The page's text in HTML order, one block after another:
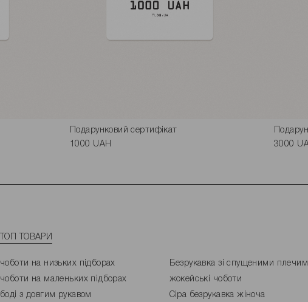
Подарунковий сертифікат
1000 UAH
3000
ТОП ТОВАРИ
чоботи на низьких підборах
Безрукавка зі спущеними
чоботи на маленьких підборах
жокейські чоботи
боді з довгим рукавом
Сіра безрукавка жіноча